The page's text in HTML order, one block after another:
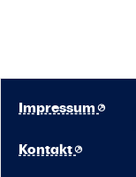
Kontakt
Impressum